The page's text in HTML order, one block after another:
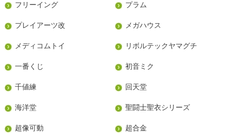
フリーイング プラム
プレイアーツ改 メガハウス
メディコムトイ リボルテックヤマグチ
一番くじ 初音ミク
千値練 回天堂
海洋堂 聖闘士聖衣シリーズ
超像可動 超合金